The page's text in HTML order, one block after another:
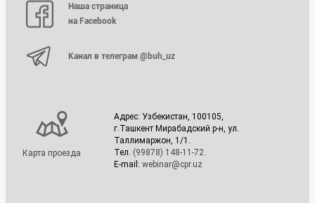
Наша страница
на Facebook
Канал в телеграм @buh_uz
Карта проезда
Адрес: Узбекистан, 100105,
г.Ташкент Мирабадский р-н, ул.
Таллимаржон, 1/1.
Тел. (99878) 148-11-72
E-mail: webinar@cpr.uz